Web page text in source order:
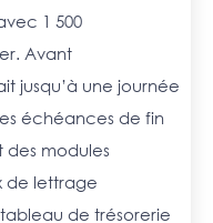
1 500
Avant
jusqu’à une journée
échéances de fin
des modules
de lettrage
de trésorerie